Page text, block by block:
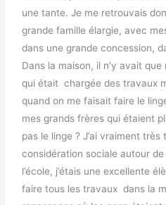
une tante. Je me retrouvais
grande famille élargie, avec
dans une grande concession,
Dans la maison, il n’y avait
qui était chargée des travaux
quand on me faisait faire le
mes grands frères qui étaient
pas le linge ? J’ai vraiment
considération sociale autour
l’école, j’étais une excellente
faire tous les travaux dans la